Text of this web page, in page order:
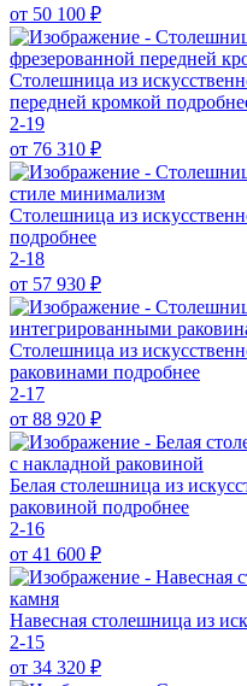
от 50 100 ₽
Столешница из
передней кромкой
2-19
от 76 310 ₽
Столешница из
подробнее
2-18
от 57 930 ₽
Столешница из
раковинами подробнее
2-17
от 88 920 ₽
Белая столешница из
раковиной подробнее
2-16
от 41 600 ₽
Навесная столешница из
2-15
от 34 320 ₽